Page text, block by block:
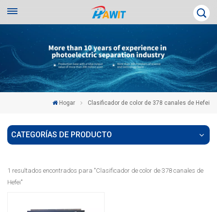
Hogar Clasificador de color de 378 canales de Hefei
CATEGORÍAS DE PRODUCTO
1 resultados encontrados para "Clasificador de color de 378 canales de
Hefei"